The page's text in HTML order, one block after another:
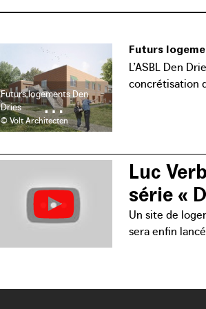
Futurs logements Den
Dries
© Volt Architecten
Futurs
L’ASBL Den
concrétisation
Luc
série «
Un site de
sera enfin